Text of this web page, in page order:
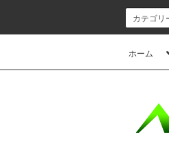
ホーム